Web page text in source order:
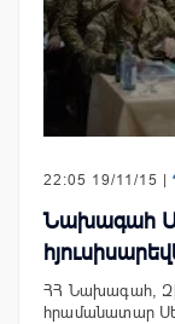
22:05 19/11/15 |
Նախագահ
ՀՀ Նախագահ,
հրամանատար